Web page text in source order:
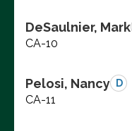
DeSaulnier, Mark
CA-10
Pelosi, Nancy D
CA-11